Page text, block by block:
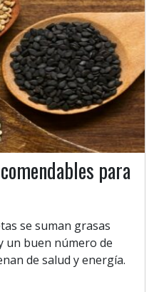
para
se suman grasas
un buen número de
de salud y energía.